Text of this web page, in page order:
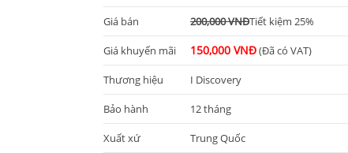
Giá bán 200,000 VNĐTiết kiệm 25%
Giá khuyến mãi 150,000 VNĐ(Đã có VAT)
Thương hiệu I Discovery
Bảo hành 12 tháng
Xuất xứ Trung Quốc